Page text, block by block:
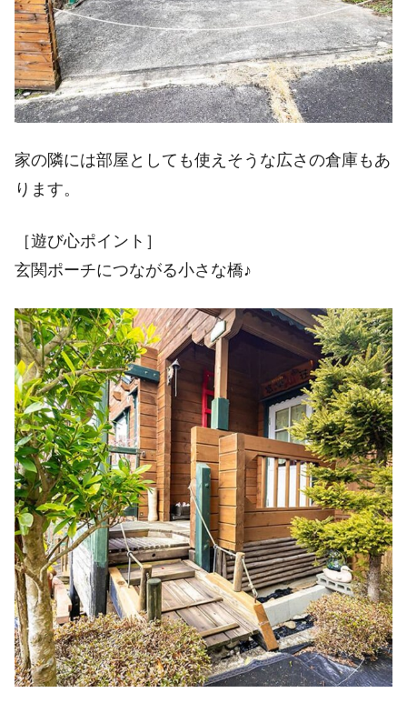
家の隣には部屋としても使えそうな広さの倉庫もあ
ります。
［遊び心ポイント］
玄関ポーチにつながる小さな橋♪